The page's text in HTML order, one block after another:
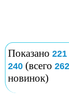
Показано 221
240 (всего 262
новинок)